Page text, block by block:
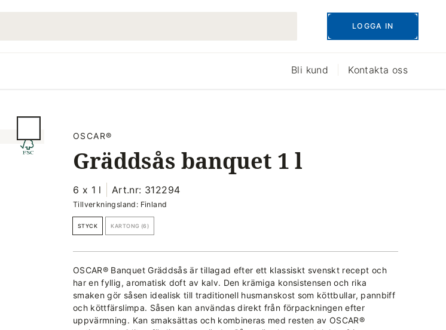
LOGGA IN
Bli kund Kontakta oss
OSCAR®
Gräddsås banquet 1 l
6 x 1 l Art.nr: 312294
Tillverkningsland: Finland
STYCK KARTONG (6)
OSCAR® Banquet Gräddsås är tillagad efter ett klassiskt svenskt recept och
har en fyllig, aromatisk doft av kalv. Den krämiga konsistensen och rika
smaken gör såsen idealisk till traditionell husmanskost som köttbullar, pannbiff
och köttfärslimpa. Såsen kan användas direkt från förpackningen efter
uppvärmning. Kan smaksättas och kombineras med resten av OSCAR®